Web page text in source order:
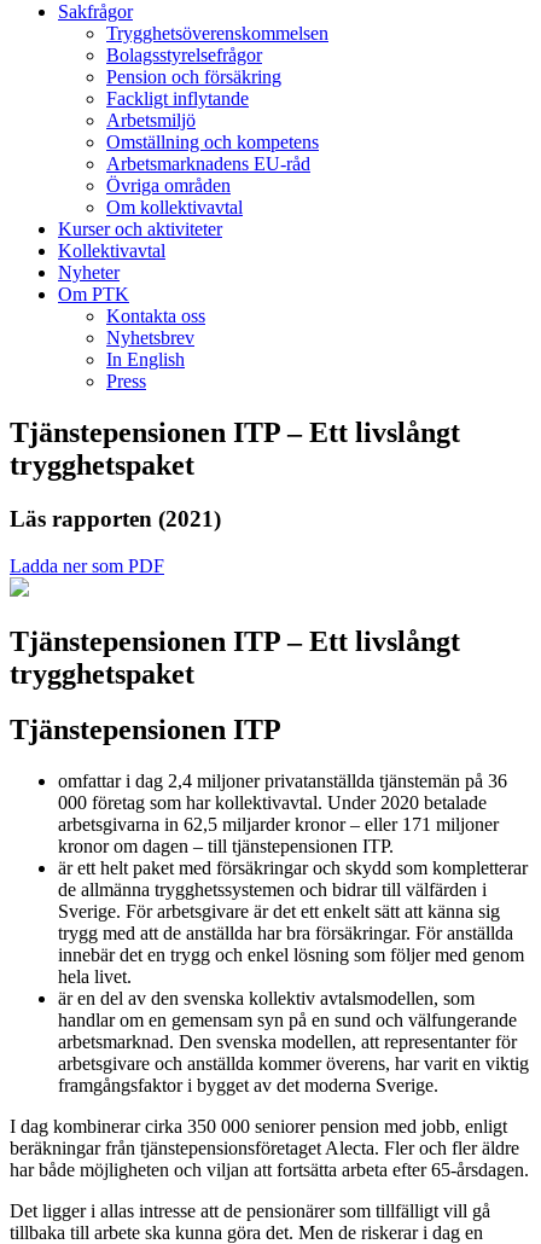
Sakfrågor
Trygghets­överenskommelsen
Bolagsstyrelsefrågor
Pension och försäkring
Fackligt inflytande
Arbetsmiljö
Omställning och kompetens
Arbetsmarknadens EU-råd
Övriga områden
Om kollektivavtal
Kurser och aktiviteter
Kollektivavtal
Nyheter
Om PTK
Kontakta oss
Nyhetsbrev
In English
Press
Tjänstepensionen ITP – Ett livslångt
trygghetspaket
Läs rapporten (2021)
Ladda ner som PDF
Tjänstepensionen ITP – Ett livslångt
trygghetspaket
Tjänstepensionen ITP
omfattar i dag 2,4 miljoner privatanställda tjänstemän på 36
000 företag som har kollektivavtal. Under 2020 betalade
arbetsgivarna in 62,5 miljarder kronor – eller 171 miljoner
kronor om dagen – till tjänstepensionen ITP.
är ett helt paket med försäkringar och skydd som kompletterar
de allmänna trygghetssystemen och bidrar till välfärden i
Sverige. För arbetsgivare är det ett enkelt sätt att känna sig
trygg med att de anställda har bra försäkringar. För anställda
innebär det en trygg och enkel lösning som följer med genom
hela livet.
är en del av den svenska kollektiv avtalsmodellen, som
handlar om en gemensam syn på en sund och välfungerande
arbetsmarknad. Den svenska modellen, att representanter för
arbetsgivare och anställda kommer överens, har varit en viktig
framgångsfaktor i bygget av det moderna Sverige.
I dag kombinerar cirka 350 000 seniorer pension med jobb, enligt
beräkningar från tjänstepensionsföretaget Alecta. Fler och fler äldre
har både möjligheten och viljan att fortsätta arbeta efter 65-årsdagen.
Det ligger i allas intresse att de pensionärer som tillfälligt vill gå
tillbaka till arbete ska kunna göra det. Men de riskerar i dag en